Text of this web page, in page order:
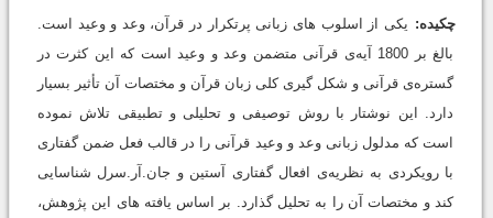
چکیده: یکی از اسلوب های زبانی پرتکرار در قرآن، وعد و وعید است.
بالغ بر 1800 آیه‌ی قرآنی متضمن وعد و وعید است که این کثرت در
گستره‌ی قرآنی و شکل گیری کلی زبان قرآن و مختصات آن تأثیر بسیار
دارد. این نوشتار با روش توصیفی و تحلیلی و تطبیقی تلاش نموده
است که مدلول زبانی وعد و وعید قرآنی را در قالب فعل ضمن گفتاری
با رویکردی به نظریه‌ی افعال گفتاری آستین و جان.آر.سرل شناسایی
کند و مختصات آن را به تحلیل گذارد. بر اساس یافته های این پژوهش،